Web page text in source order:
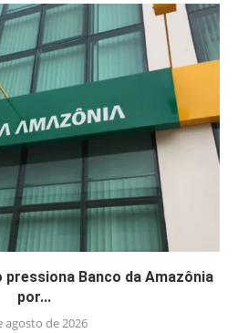
Banco da Amazônia
por...
agosto de 2026